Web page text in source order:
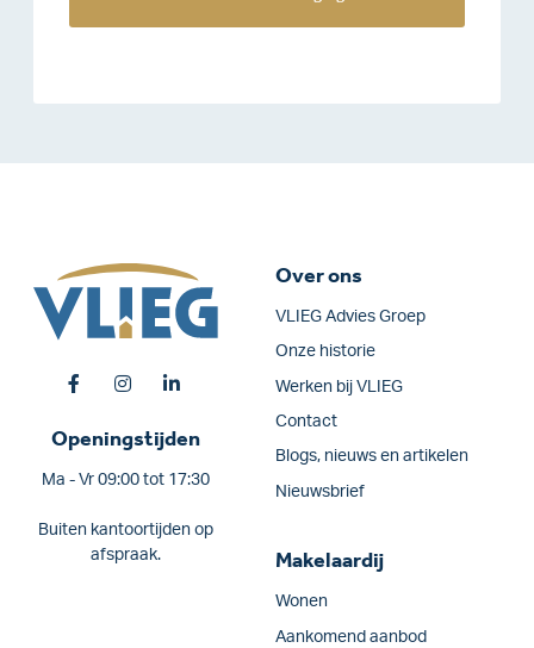
Openingstijden
Ma - Vr 09:00 tot 17:30
Buiten kantoortijden op
afspraak.
Over ons
VLIEG Advies Groep
Onze historie
Werken bij VLIEG
Contact
Blogs, nieuws en artikelen
Nieuwsbrief
Makelaardij
Wonen
Aankomend aanbod